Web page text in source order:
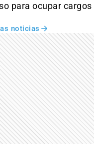
para ocupar cargos
noticias